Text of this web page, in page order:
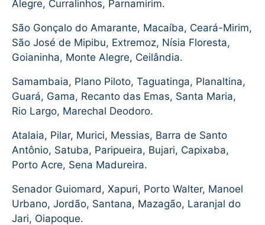
Alegre, Curralinhos, Parnamirim.
São Gonçalo do Amarante, Macaíba, Ceará-Mirim,
São José de Mipibu, Extremoz, Nísia Floresta,
Goianinha, Monte Alegre, Ceilândia.
Samambaia, Plano Piloto, Taguatinga, Planaltina,
Guará, Gama, Recanto das Emas, Santa Maria,
Rio Largo, Marechal Deodoro.
Atalaia, Pilar, Murici, Messias, Barra de Santo
Antônio, Satuba, Paripueira, Bujari, Capixaba,
Porto Acre, Sena Madureira.
Senador Guiomard, Xapuri, Porto Walter, Manoel
Urbano, Jordão, Santana, Mazagão, Laranjal do
Jari, Oiapoque.